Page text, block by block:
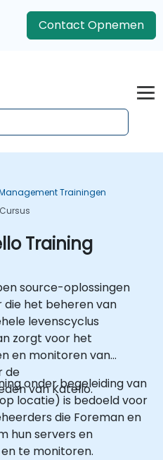
Contact Opnemen
Trainingen
Training
source-oplossingen
het beheren van
levenscyclus
zorgt voor het
en monitoren van
de
van Katello.
onder begeleiding van
locatie) is bedoeld voor
die Foreman en
hun servers en
te monitoren.